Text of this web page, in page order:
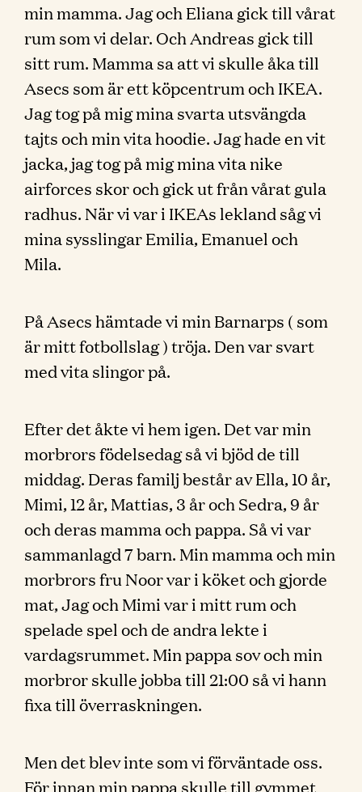
min mamma. Jag och Eliana gick till vårat
rum som vi delar. Och Andreas gick till
sitt rum. Mamma sa att vi skulle åka till
Asecs som är ett köpcentrum och IKEA.
Jag tog på mig mina svarta utsvängda
tajts och min vita hoodie. Jag hade en vit
jacka, jag tog på mig mina vita nike
airforces skor och gick ut från vårat gula
radhus. När vi var i IKEAs lekland såg vi
mina sysslingar Emilia, Emanuel och
Mila.
På Asecs hämtade vi min Barnarps ( som
är mitt fotbollslag ) tröja. Den var svart
med vita slingor på.
Efter det åkte vi hem igen. Det var min
morbrors födelsedag så vi bjöd de till
middag. Deras familj består av Ella, 10 år,
Mimi, 12 år, Mattias, 3 år och Sedra, 9 år
och deras mamma och pappa. Så vi var
sammanlagd 7 barn. Min mamma och min
morbrors fru Noor var i köket och gjorde
mat, Jag och Mimi var i mitt rum och
spelade spel och de andra lekte i
vardagsrummet. Min pappa sov och min
morbror skulle jobba till 21:00 så vi hann
fixa till överraskningen.
Men det blev inte som vi förväntade oss.
För innan min pappa skulle till gymmet